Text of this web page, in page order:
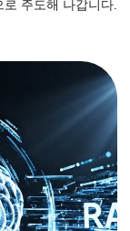
로 주도해 나갑니다.